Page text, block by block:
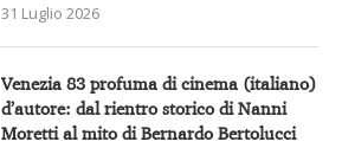
31 Luglio 2026
Venezia 83 profuma di cinema (italiano)
d’autore: dal rientro storico di Nanni
Moretti al mito di Bernardo Bertolucci